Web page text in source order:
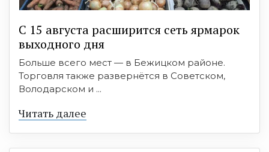
С 15 августа расширится сеть ярмарок
выходного дня
Больше всего мест — в Бежицком районе.
Торговля также развернётся в Советском,
Володарском и ...
Читать далее